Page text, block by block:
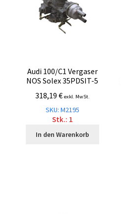
Audi 100/C1 Vergaser
NOS Solex 35PDSIT-5
318,19 € exkl. MwSt.
SKU: M2195
Stk.: 1
In den Warenkorb